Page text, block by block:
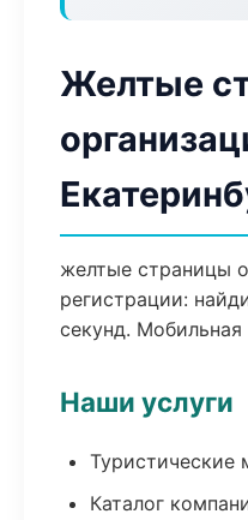
Желтые
желтые страницы
регистрации:
секунд.
Наши услуги
Каталог